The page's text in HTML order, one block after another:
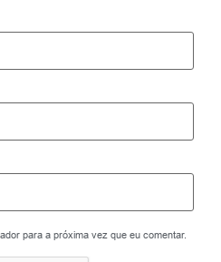
para a próxima vez que eu comentar.